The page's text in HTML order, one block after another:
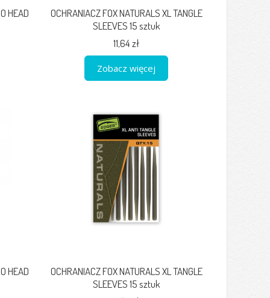
HEAD
OCHRANIACZ FOX NATURALS XL TANGLE
SLEEVES 15 sztuk
11,64 zł
Zobacz więcej
HEAD
OCHRANIACZ FOX NATURALS XL TANGLE
SLEEVES 15 sztuk